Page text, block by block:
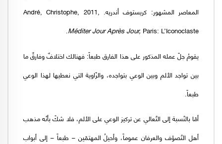
المعاصر المشهور: كريستوف أندريه. André, Christophe, 2011,
Méditer Jour Après Jour, Paris: L’Iconoclaste.
يقومُ جلّ عمله المذكور على هذا الفارق طبعاً: فهنالك اختلافٌ وفارقٌ ما
بين تواجد الألم وبين الوعي بتواجده، والزّاوية التي نعطيها لهذا الوعي
طبعاً.
أمّا بالنّسبة إلى التّعالي عن تركيز الوعي على الألم، فلا شكّ بأنّه مذهب
أهل التّصوّف والعرفان عموماً، وأحيلُ المهتمّين – طبعاً – إلى أبواب